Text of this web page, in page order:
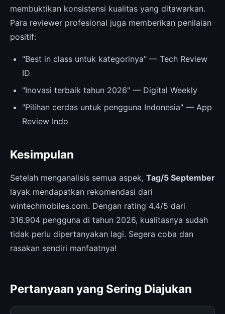
membuktikan konsistensi kualitas yang ditawarkan.
Para reviewer profesional juga memberikan penilaian
positif:
"Best in class untuk kategorinya" — Tech Review
ID
"Inovasi terbaik tahun 2026" — Digital Weekly
"Pilihan cerdas untuk pengguna Indonesia" — App
Review Indo
Kesimpulan
Setelah menganalisis semua aspek, Tag/5 September
layak mendapatkan rekomendasi dari
wintechmobiles.com. Dengan rating 4.4/5 dari
316.904 pengguna di tahun 2026, kualitasnya sudah
tidak perlu dipertanyakan lagi. Segera coba dan
rasakan sendiri manfaatnya!
Pertanyaan yang Sering Diajukan